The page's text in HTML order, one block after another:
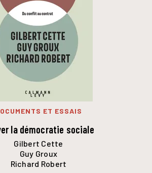
ET ESSAIS
la démocratie sociale
Gilbert Cette
Guy Groux
Richard Robert